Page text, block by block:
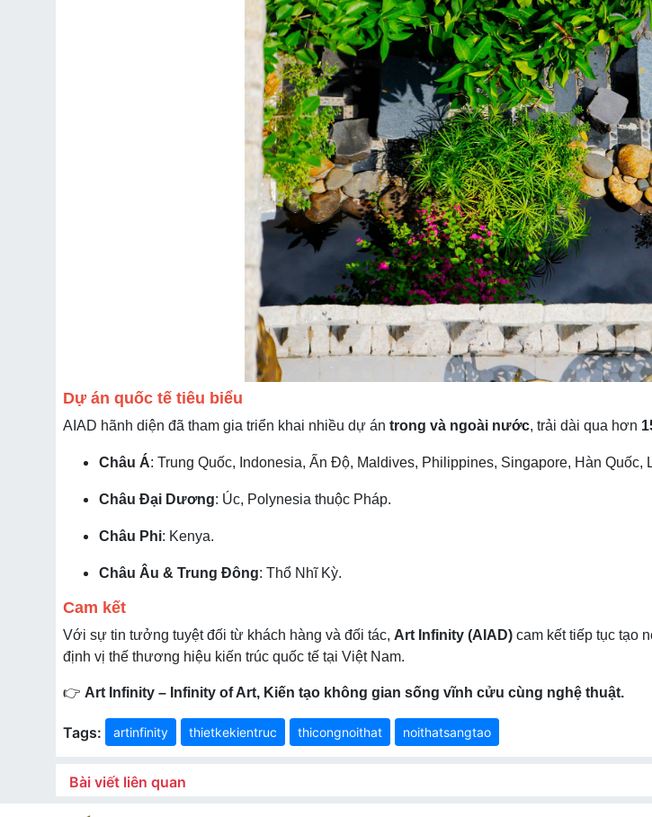
Dự án quốc tế tiêu biểu
AIAD hãnh diện đã tham gia triển khai nhiều dự án trong và ngoài nước, trải dài qua hơn
Châu Á: Trung Quốc, Indonesia, Ấn Độ, Maldives, Philippines, Singapore, Hàn Quốc,
Châu Đại Dương: Úc, Polynesia thuộc Pháp.
Châu Phi: Kenya.
Châu Âu & Trung Đông: Thổ Nhĩ Kỳ.
Cam kết
Với sự tin tưởng tuyệt đối từ khách hàng và đối tác, Art Infinity (AIAD) cam kết tiếp tục tạo
định vị thế thương hiệu kiến trúc quốc tế tại Việt Nam.
👉 Art Infinity – Infinity of Art, Kiến tạo không gian sống vĩnh cửu cùng nghệ thuật.
Tags: artinfinity thietkekientruc thicongnoithat noithatsangtao
Bài viết liên quan